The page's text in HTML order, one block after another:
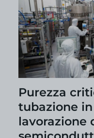
Purezza
tubazione in
lavorazione